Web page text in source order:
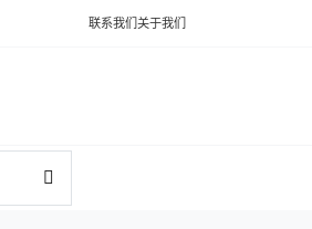
联系我们 关于我们